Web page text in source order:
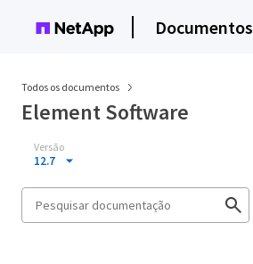
Documentos
Todos os documentos
Element Software
Versão
12.7